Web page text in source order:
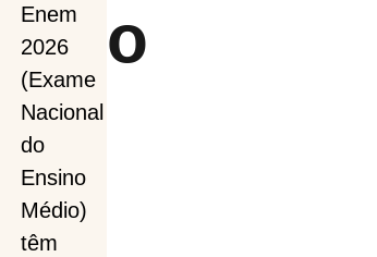
Enem
2026
(Exame
Nacional
do
Ensino
Médio)
têm